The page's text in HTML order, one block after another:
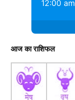
12:00 am
आज का राशिफल